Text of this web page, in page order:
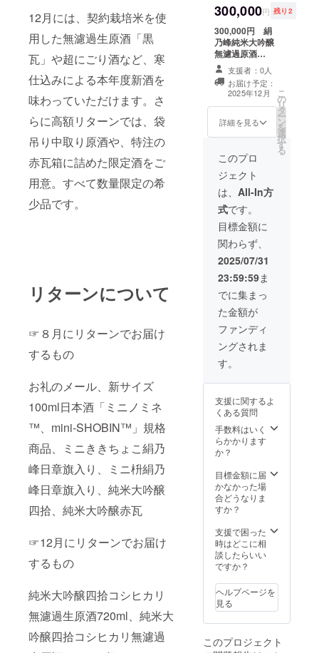
12月には、契約栽培米を使
用した無濾過生原酒「黒
瓦」や超にごり酒など、寒
仕込みによる本年度新酒を
味わっていただけます。さ
らに高額リターンでは、袋
吊り中取り原酒や、特注の
赤瓦箱に詰めた限定酒をご
用意。すべて数量限定の希
少品です。
リターンについて
☞８月にリターンでお届け
するもの
お礼のメール、新サイズ
100ml日本酒「ミニノミネ
™、mini-SHOBIN™」規格
商品、ミニききちょこ絹乃
峰日章旗入り、ミニ枡絹乃
峰日章旗入り、純米大吟醸
四拾、純米大吟醸赤瓦
☞12月にリターンでお届け
するもの
純米大吟醸四拾コシヒカリ
無濾過生原酒720ml、純米大
吟醸四拾コシヒカリ無濾過
い。 原材料 ：
町産）、米こう
じ（島根県飯南
町産米） 精米歩
合：40％ アル
コール度：15度
（予定） 加熱殺
菌しない生原酒
便、クール便で
お届けします。
チルド便、クー
ル便でご対応が
できない場合が
ございます。 ご
注文の前にお問
い合わせくださ
いませ。お調べ
いたします。 ※
お届け予定は１2
月としておりま
すが、発酵の状
況等で１１月に
前倒し、または
１月にずれ込む
場合がございま
す。 ２０２５年
末まで、クレ
ジットをホーム
ページに掲載し
（本名、ニック
ネーム可、公序
良俗に反しない
もの）をご記入
ください。 クレ
ジットのご記載
が必要ない場合
は備考に記入し
ないでくださ
い。 ※20歳未満
の者による飲酒
は法令で禁止さ
れています。20
歳未満の方はこ
のリターンを選
択できません。
持つ２
種の純
米酒を
それぞ
れ6本ず
つ、合
計12本
セット
でお届
けしま
す。 ま
ノミネ
吟醸
40」
は、厳
選した
国産米
を40％
まで精
米し、
仕込ん
だ贅沢
な一本
です。
華やか
な香り
と上品
めらか
な口当
たりが
特徴
で、食
事のお
も、特
別なひ
ととき
品で
す。冷
やして
召し上
と、そ
の芳醇
さと繊
細な風
り一層
の箱は本物の瓦
の製法で石見伝
統の赤瓦を再現
し、使用してい
ます。 外装の木
の部分は島根県
産栗の木です。
２０２５年末ま
で、クレジット
に掲載します。
備考に記載する
ニックネーム
可、公序良俗に
反しないもの）
をご記入くださ
い。 クレジット
のご記載が必要
ない場合は備考
に記入しないで
ください。 ※20
歳未満の者によ
る飲酒は法令で
禁止されていま
す。20歳未満の
方はこのリター
ンを選択できま
せん。
300,000円 残り2
300,000円 絹
乃峰純米大吟醸
無濾過原酒
720ml 黒瓦
契約栽培飯南町
産コシヒカリ一
等米を４０％ま
で精米し醸造し
た純米大吟醸の
に、わずか少量
の中取りと呼ば
れる最上級の部
分を瓶にとりわ
けその酒を使用
します。 箱は本
物の黒瓦のミニ
チュアを使用し
ます。箱の木は
島根県産栗の木
届けします。 ２
０２５年末ま
で、クレジット
をホームページ
に掲載します。
備考に記載する
お名前（本名、
ニックネーム
可、公序良俗に
反しないもの）
をご記入くださ
い。 クレジット
のご記載が必要
ない場合は備考
に記入しないで
ください。 ※20
る飲酒は法令で
禁止されていま
す。20歳未満の
方はこのリター
せん。
支援者：0人
お届け予定：
2025年12月
詳細を見る
こ
の
リ
タ
ー
ン
を
選
択
す
る
このプロ
ジェクト
は、 All-In方
式です。
目標金額に
関わらず、
2025/07/31
23:59:59ま
でに集まっ
た金額が
ファンディ
ングされま
す。
支援に関するよ
くある質問
手数料はいく
らかかります
か？
目標金額に届
かなかった場
合どうなりま
すか？
支援で困った
時はどこに相
談したらいい
ですか？
ヘルプページを
見る
このプロジェクト